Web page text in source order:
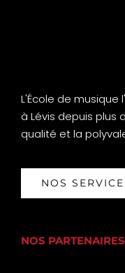
L'École de
à Lévis depuis plus
qualité et la
NOS
NOS PARTENAIRES